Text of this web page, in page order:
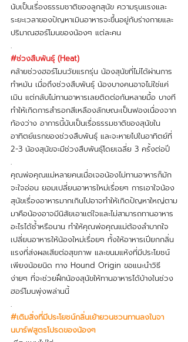
นับเป็นเรื่องธรรมชาติของลูกสุนัข ความรุนแรงและ
ระยะเวลาของปัญหาเมินอาหารจะขึ้นอยู่กับร่างกายและ
ปริมาณฮอร์โมนของน้องๆ แต่ละคน
.
#ช่วงสืบพันธุ์ (Heat)
คล้ายช่วงฮอร์โมนวัยแรกรุ่น น้องสุนัขที่ไม่ได้ผ่านการ
ทำหมัน เมื่อถึงช่วงสืบพันธุ์ น้องบางคนอาจไม่ใช่แค่
เมิน แต่กลับไม่ทานอาหารเลยติดต่อกันหลายมื้อ บางที
ทำให้เกิดการสำรอกสีเหลืองลักษณะเป็นฟองเนื่องจาก
ท้องว่าง อาการนี้นับเป็นเรื่อธรรมชาติของสุนัขใน
อาทิตย์แรกของช่วงสืบพันธุ์ และจะหายไปในอาทิตย์ที่
2-3 น้องสุนัขจะมีช่วงสืบพันธุ์โดยเฉลี่ย 3 ครั้งต่อปี
.
คุณพ่อคุณแม่หลายคนเมื่อเจอน้องไม่ทานอาหารก็มัก
จะใจอ่อน ยอมเปลี่ยนอาหารใหม่เรื่อยๆ การเอาใจน้อง
สุนัขเรื่องอาหารมากเกินไปอาจทำให้เกิดปัญหาใหญ่ตาม
มาคือน้องอาจมีนิสัยเอาแต่ใจและไม่สามารถทานอาหาร
อะไรได้ซ้ำหรือนาน ทำให้คุณพ่อคุณแม่ต้องลำบากใจ
เปลี่ยนอาหารให้น้องใหม่เรื่อยๆ ทั้งให้อาหารเปียกกลิ่น
แรงที่ส่งผลเสียต่อสุขภาพ และขนมแห้งที่มีประโยชน์
เพียงน้อยนิด ทาง Hound Origin ขอแนะนำวิธี
ง่ายๆ ที่จะช่วยฝึกน้องสุนัขให้ทานอาหารได้บ้างในช่วง
ฮอร์โมนพุ่งพล่านนี้
.
#เติมสิ่งที่มีประโยชน์กลิ่นเย้ายวนชวนทานลงในจา
นบาร์ฟสูตรโปรดของน้องๆ